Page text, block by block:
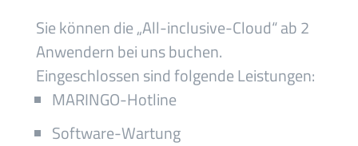
Sie können die„All-inclusive-Cloud“ ab 2
Anwendern bei uns buchen.
Eingeschlossen sindfolgende Leistungen:
MARINGO-Hotline
Software-Wartung